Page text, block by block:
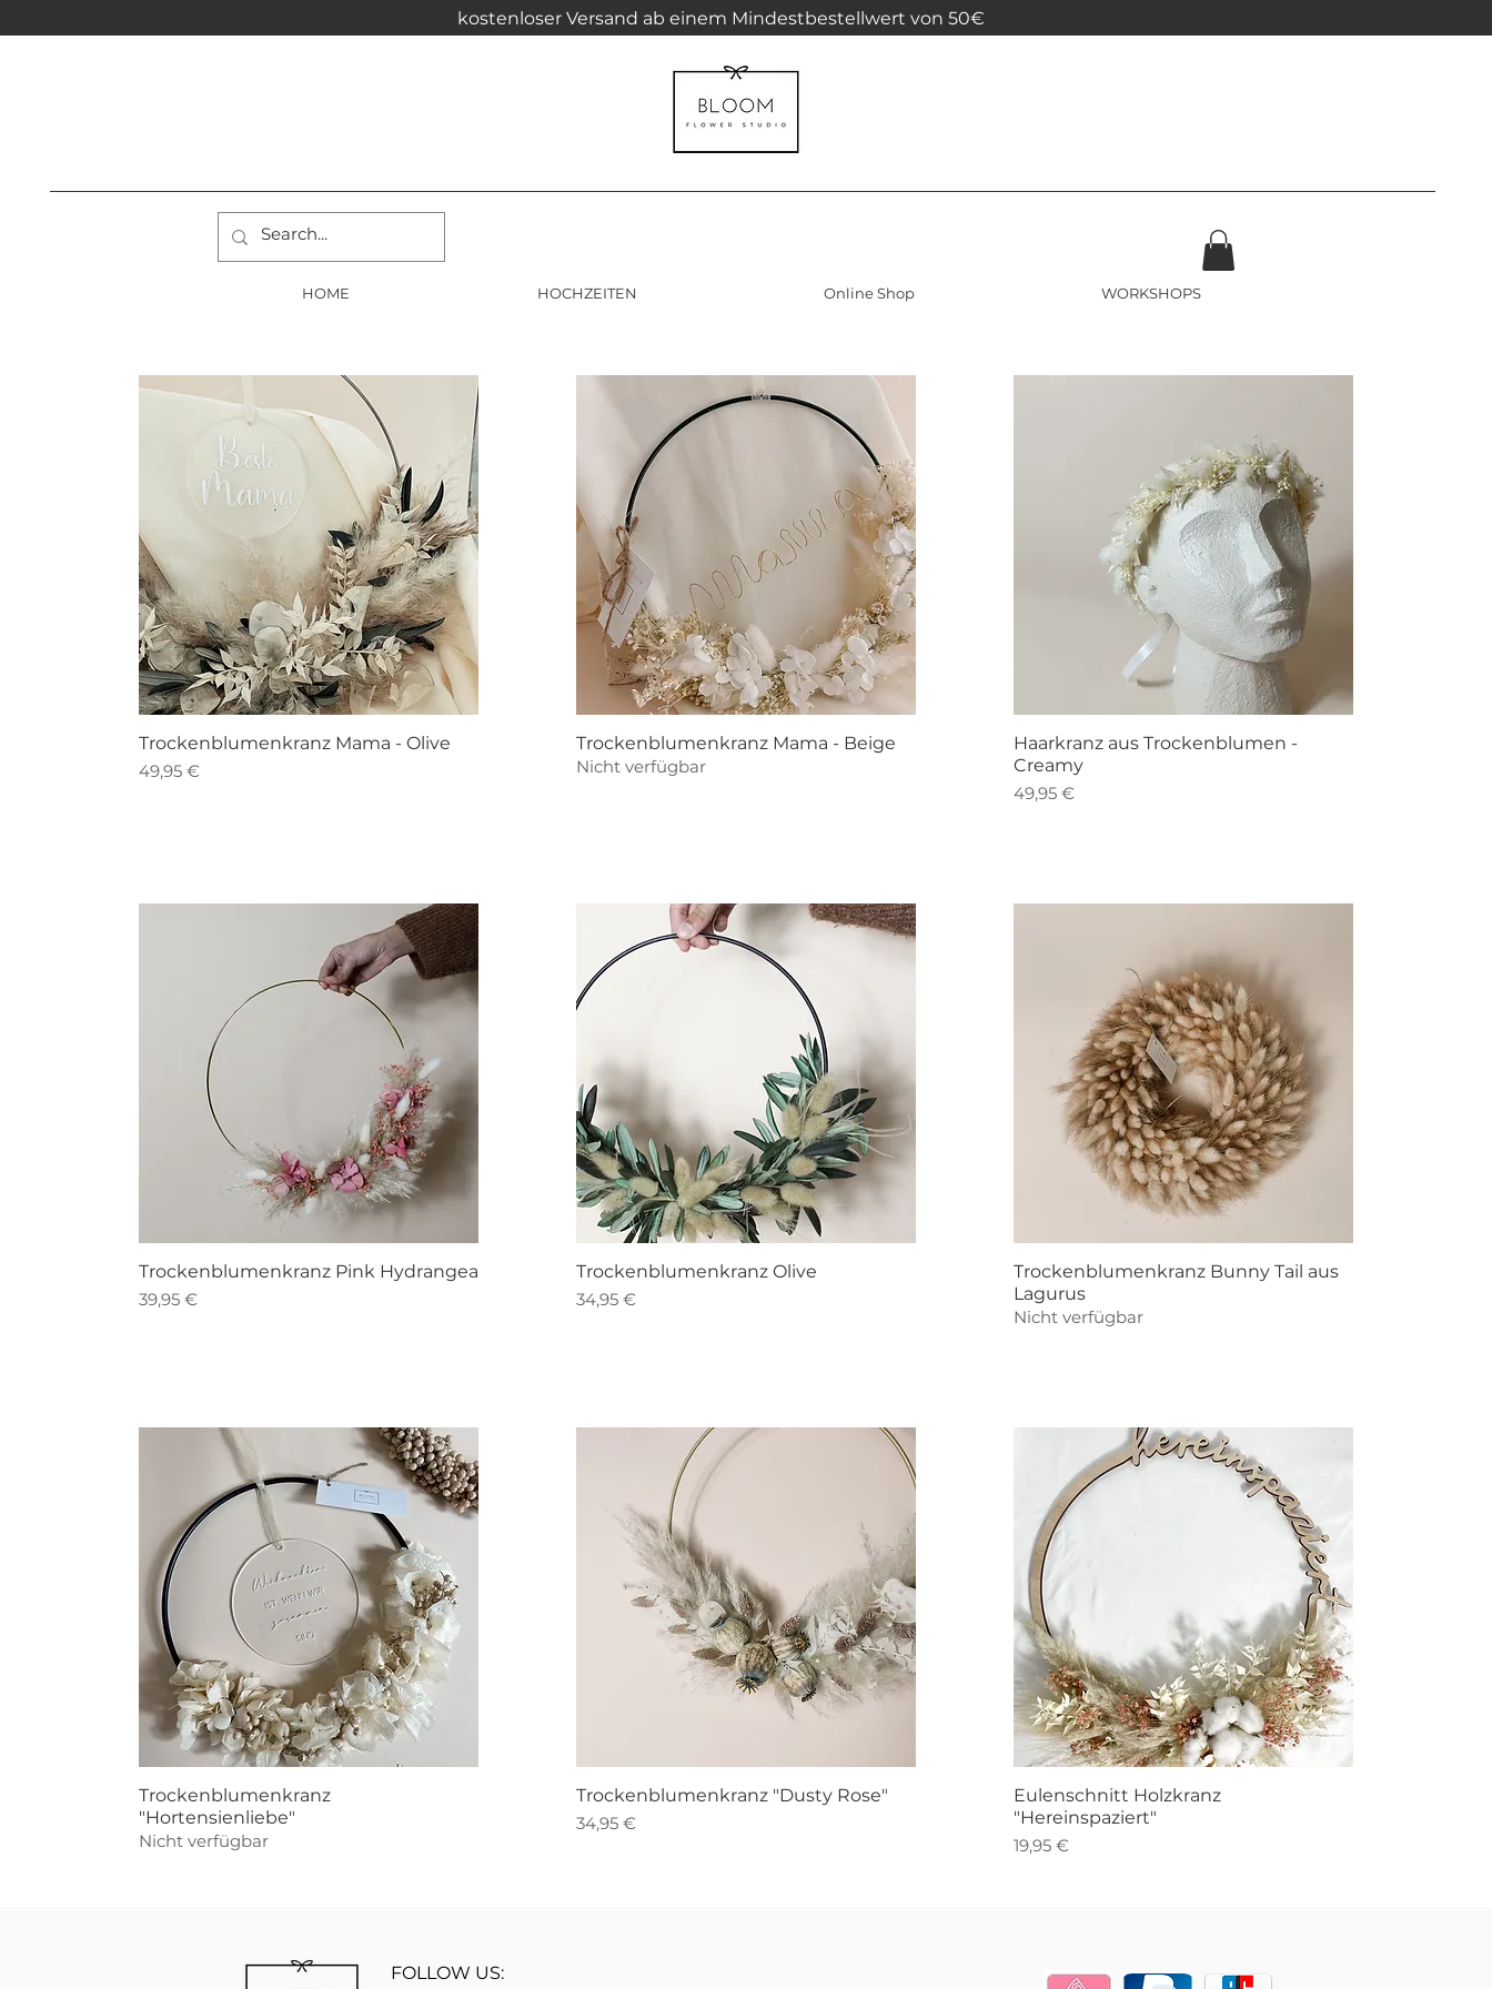
kostenloser Versand ab einem Mindestbestellwert von 50€
HOME HOCHZEITEN Online Shop WORKSHOPS
Schnellansicht
Trockenblumenkranz Mama - Olive
Preis
49,95 €
Schnellansicht
Trockenblumenkranz Mama - Beige
Nicht verfügbar
Schnellansicht
Haarkranz aus Trockenblumen -
Creamy
Preis
49,95 €
Schnellansicht
Trockenblumenkranz Pink Hydrangea
Preis
39,95 €
Schnellansicht
Trockenblumenkranz Olive
Preis
34,95 €
Schnellansicht
Trockenblumenkranz Bunny Tail aus
Lagurus
Nicht verfügbar
Schnellansicht
Trockenblumenkranz
"Hortensienliebe"
Nicht verfügbar
Schnellansicht
Trockenblumenkranz "Dusty Rose"
Preis
34,95 €
Schnellansicht
Eulenschnitt Holzkranz
"Hereinspaziert"
Preis
19,95 €
FOLLOW US: